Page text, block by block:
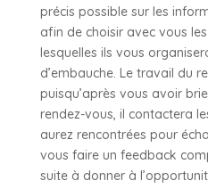
précis possible sur les
afin de choisir avec vous
lesquelles ils vous
d’embauche. Le travail du
puisqu’après vous avoir
rendez-vous, il contactera
aurez rencontrées pour
vous faire un feedback
suite à donner à